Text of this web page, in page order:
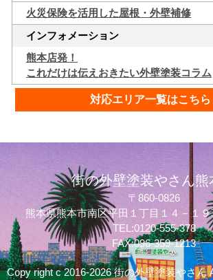
火災保険を活用した屋根・外壁補修
インフォメーション
熊本店発！
これだけは伝えおきたい外壁塗装コラム
対応エリア一覧はこちら
街の外壁塗装やさん熊
〒860-0826
熊本県熊本市南区平田１丁目１４－１９
TEL:0120-555-378
FAX:096-359-1213
Copy right c 2016-2026 街の外壁塗装やさん